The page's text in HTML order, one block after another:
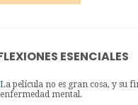
ESENCIALES
La película no es gran cosa, y su
enfermedad mental.